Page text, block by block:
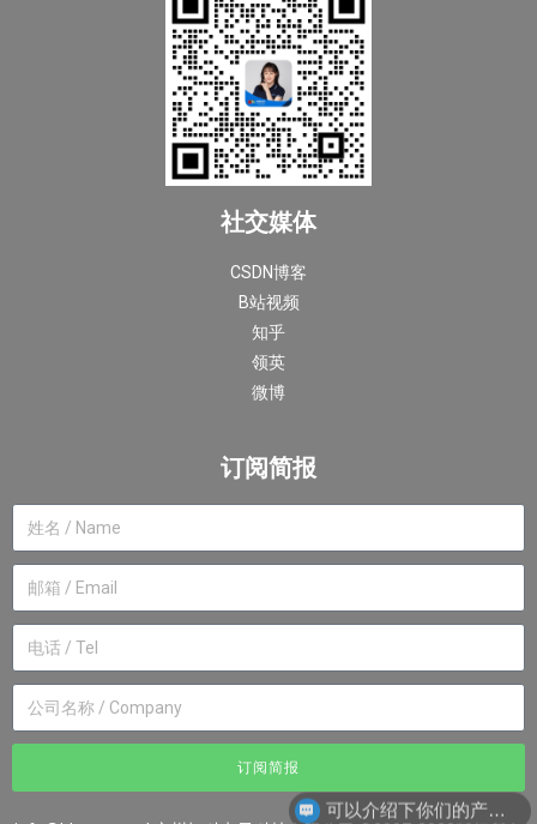
社交媒体
CSDN博客
B站视频
知乎
领英
微博
订阅简报
订阅简报